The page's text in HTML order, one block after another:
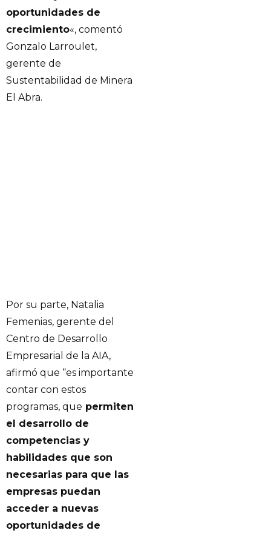
oportunidades de
crecimiento«, comentó
Gonzalo Larroulet,
gerente de
Sustentabilidad de Minera
El Abra.
Por su parte, Natalia
Femenias, gerente del
Centro de Desarrollo
Empresarial de la AIA,
afirmó que “es importante
contar con estos
programas, que permiten
el desarrollo de
competencias y
habilidades que son
necesarias para que las
empresas puedan
acceder a nuevas
oportunidades de